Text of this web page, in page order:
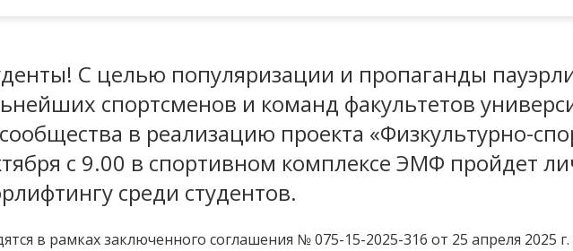
С целью популяризации и пропаганды
спортсменов и команд факультетов
в реализацию проекта «Физкультурно-
с 9.00 в спортивном комплексе ЭМФ пройдет
среди студентов.
в рамках заключенного соглашения № 075-15-2025-316 от 25 апреля 2025